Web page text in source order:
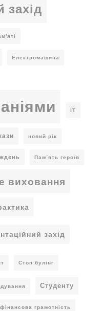
захід
Електромашина
ІТ
новий рік
Пам’ять героїв
виховання
захід
Стоп булінг
Студенту
фінансова грамотність